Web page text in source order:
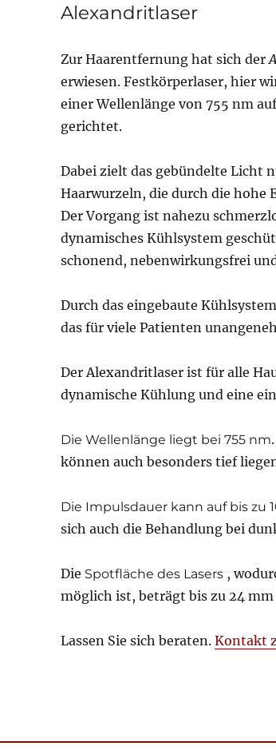
Alexandritlaser
Zur Haarentfernung hat sich der
erwiesen. Festkörperlaser, hier
einer Wellenlänge von 755 nm
gerichtet.
Dabei zielt das gebündelte Licht
Haarwurzeln, die durch die hohe
Der Vorgang ist nahezu
dynamisches Kühlsystem
schonend, nebenwirkungsfrei
Durch das eingebaute
das für viele Patienten
Der Alexandritlaser ist für alle
dynamische Kühlung und eine
Die Wellenlänge liegt bei 755 nm
können auch besonders tief
Die Impulsdauer kann auf bis zu
sich auch die Behandlung bei
Die Spotfläche des Lasers ,
möglich ist, beträgt bis zu 24 mm
Lassen Sie sich beraten.Kontakt